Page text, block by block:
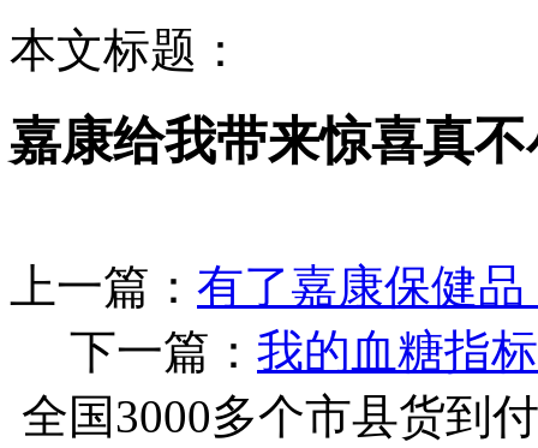
本文标题：
嘉康给我带来惊喜真不
上一篇： 有了嘉康保健
下一篇： 我的血糖指
全国3000多个市县货到